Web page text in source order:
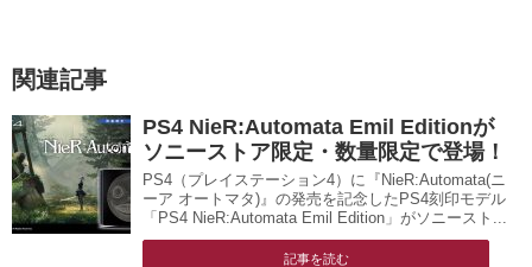
関連記事
PS4 NieR:Automata Emil Editionが
ソニーストア限定・数量限定で登場！
PS4（プレイステーション4）に『NieR:Automata(ニ
ーア オートマタ)』の発売を記念したPS4刻印モデル
「PS4 NieR:Automata Emil Edition」がソニースト...
記事を読む